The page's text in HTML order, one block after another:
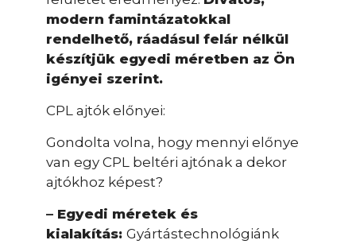
modern famintázatokkal
rendelhető, ráadásul felár nélkül
készítjük egyedi méretben az Ön
igényei szerint.
CPL ajtók előnyei:
Gondolta volna, hogy mennyi előnye
van egy CPL beltéri ajtónak a dekor
ajtókhoz képest?
– Egyedi méretek és
kialakítás: Gyártástechnológiánk